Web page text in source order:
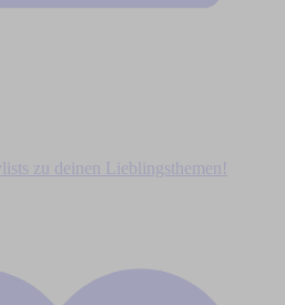
zu deinen Lieblingsthemen!